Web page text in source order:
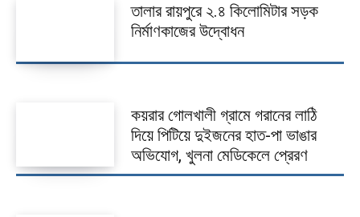
তালার রায়পুরে ২.৪ কিলোমিটার সড়ক
নির্মাণকাজের উদ্বোধন
কয়রার গোলখালী গ্রামে গরানের লাঠি
দিয়ে পিটিয়ে দুইজনের হাত-পা ভাঙার
অভিযোগ, খুলনা মেডিকেলে প্রেরণ